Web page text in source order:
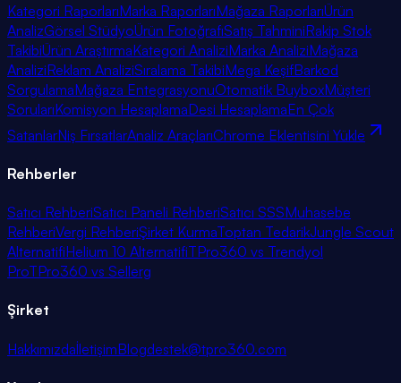
Kategori RaporlarıMarka RaporlarıMağaza RaporlarıÜrün
AnalizGörsel StüdyoÜrün FotoğrafıSatış TahminiRakip Stok
TakibiÜrün AraştırmaKategori AnaliziMarka AnaliziMağaza
AnaliziReklam AnaliziSıralama TakibiMega KeşifBarkod
SorgulamaMağaza EntegrasyonuOtomatik BuyboxMüşteri
SorularıKomisyon HesaplamaDesi HesaplamaEn Çok
SatanlarNiş FırsatlarAnaliz AraçlarıChrome Eklentisini Yükle
Rehberler
Satıcı RehberiSatıcı Paneli RehberiSatıcı SSSMuhasebe
RehberiVergi RehberiŞirket KurmaToptan TedarikJungle Scout
AlternatifiHelium 10 AlternatifiTPro360 vs Trendyol
ProTPro360 vs Sellerg
Şirket
HakkımızdaİletişimBlogdestek@tpro360.com